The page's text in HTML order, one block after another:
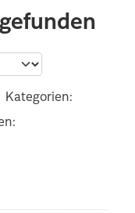
Kategorien: